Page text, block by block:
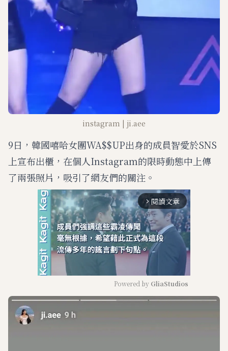
instagram | ji.aee
9日，韓國嘻哈女團WA$$UP出身的成員智愛於SNS
上宣布出櫃，在個人Instagram的限時動態中上傳
了兩張照片，吸引了網友們的關注。
arrow_forward_ios 閱讀文章
M
Powered by GliaStudios